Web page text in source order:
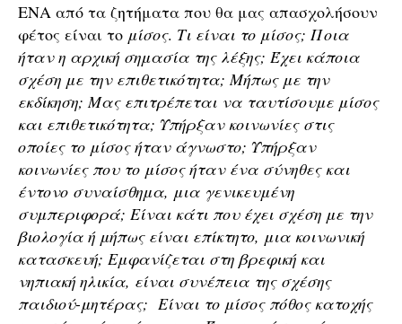
ΕΝΑ από τα ζητήματα που θα μας απασχολήσουν
φέτος είναι το μίσος. Τι είναι το μίσος; Ποια
ήταν η αρχική σημασία της λέξης; Έχει κάποια
σχέση με την επιθετικότητα; Μήπως με την
εκδίκηση; Μας επιτρέπεται να ταυτίσουμε μίσος
και επιθετικότητα; Υπήρξαν κοινωνίες στις
οποίες το μίσος ήταν άγνωστο; Υπήρξαν
κοινωνίες που το μίσος ήταν ένα σύνηθες και
έντονο συναίσθημα, μια γενικευμένη
συμπεριφορά; Είναι κάτι που έχει σχέση με την
βιολογία ή μήπως είναι επίκτητο, μια κοινωνική
κατασκευή; Εμφανίζεται στη βρεφική και
νηπιακή ηλικία, είναι συνέπεια της σχέσης
παιδιού-μητέρας; Είναι το μίσος πόθος κατοχής